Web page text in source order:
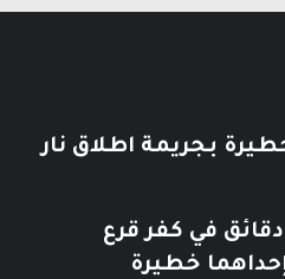
بجريمة اطلاق نار
في كفر قرع
خطيرة